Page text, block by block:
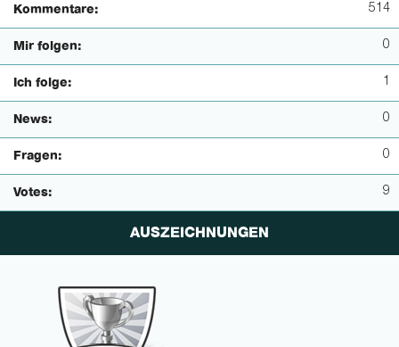
Kommentare: 514
Mir folgen: 0
Ich folge: 1
News: 0
Fragen: 0
Votes: 9
AUSZEICHNUNGEN